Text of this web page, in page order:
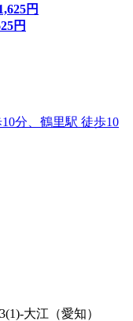
円
円
分、鶴里駅 徒歩10
大江（愛知）